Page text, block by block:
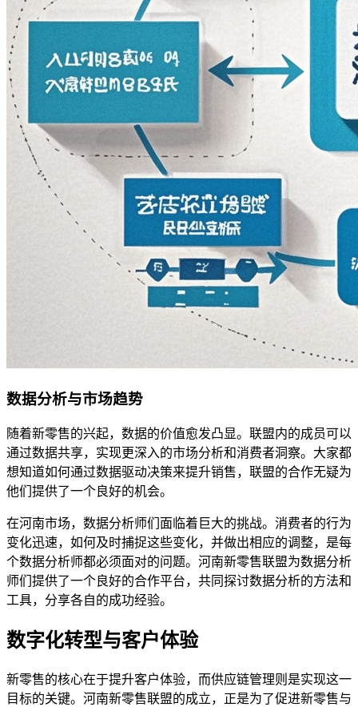
数据分析与市场趋势
随着新零售的兴起，数据的价值愈发凸显。联盟内的成员可以
通过数据共享，实现更深入的市场分析和消费者洞察。大家都
想知道如何通过数据驱动决策来提升销售，联盟的合作无疑为
他们提供了一个良好的机会。
在河南市场，数据分析师们面临着巨大的挑战。消费者的行为
变化迅速，如何及时捕捉这些变化，并做出相应的调整，是每
个数据分析师都必须面对的问题。河南新零售联盟为数据分析
师们提供了一个良好的合作平台，共同探讨数据分析的方法和
工具，分享各自的成功经验。
数字化转型与客户体验
新零售的核心在于提升客户体验，而供应链管理则是实现这一
目标的关键。河南新零售联盟的成立，正是为了促进新零售与